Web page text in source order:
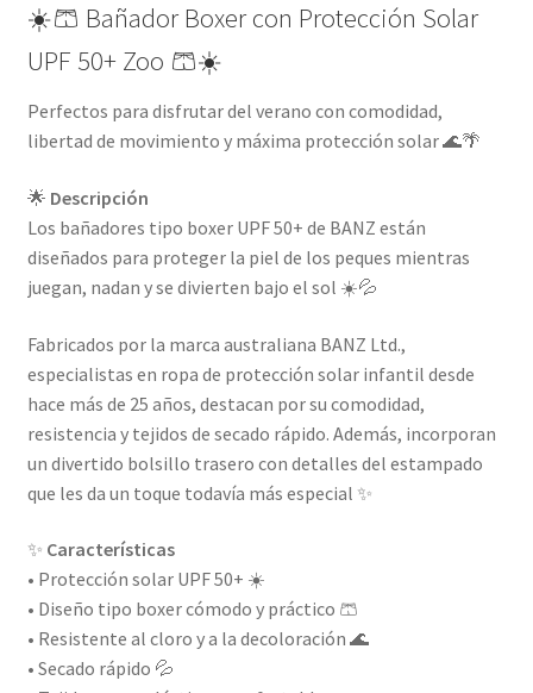
☀️🩳 Bañador Boxer con Protección Solar
UPF 50+ Zoo 🩳☀️
Perfectos para disfrutar del verano con comodidad,
libertad de movimiento y máxima protección solar 🌊🌴
🌟 Descripción
Los bañadores tipo boxer UPF 50+ de BANZ están
diseñados para proteger la piel de los peques mientras
juegan, nadan y se divierten bajo el sol ☀️💦
Fabricados por la marca australiana BANZ Ltd.,
especialistas en ropa de protección solar infantil desde
hace más de 25 años, destacan por su comodidad,
resistencia y tejidos de secado rápido. Además, incorporan
un divertido bolsillo trasero con detalles del estampado
que les da un toque todavía más especial ✨
✨ Características
• Protección solar UPF 50+ ☀️
• Diseño tipo boxer cómodo y práctico 🩳
• Resistente al cloro y a la decoloración 🌊
• Secado rápido 💦